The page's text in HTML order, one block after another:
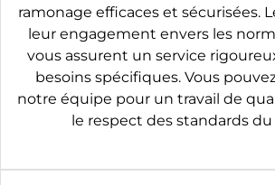
ramonage efficaces et sécurisées.
leur engagement envers les
vous assurent un service
besoins spécifiques. Vous
notre équipe pour un travail de
le respect des standards